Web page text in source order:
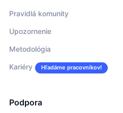
Pravidlá komunity
Upozornenie
Metodológia
Kariéry Hľadáme pracovníkov!
Podpora